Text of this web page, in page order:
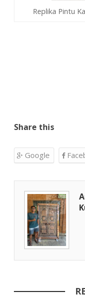
Replika Pintu
Share this
Google